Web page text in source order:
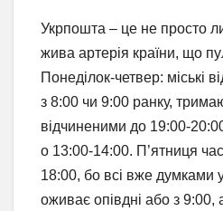
Укрпошта – це не просто
жива артерія країни, що
Понеділок-четвер: міські
з 8:00 чи 9:00 ранку,
відчиненими до 19:00-
о 13:00-14:00. П’ятниця
18:00, бо всі вже думками
оживає опівдні або з 9:00,